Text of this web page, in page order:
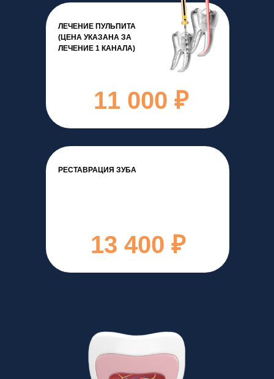
ЛЕЧЕНИЕ ПУЛЬПИТА
(ЦЕНА УКАЗАНА ЗА
ЛЕЧЕНИЕ 1 КАНАЛА)
11 000 ₽
РЕСТАВРАЦИЯ ЗУБА
13 400 ₽